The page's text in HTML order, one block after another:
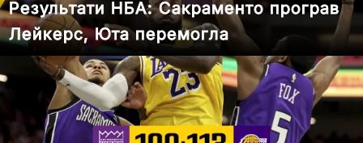
Результати НБА: Сакраменто програв
Лейкерс, Юта перемогла